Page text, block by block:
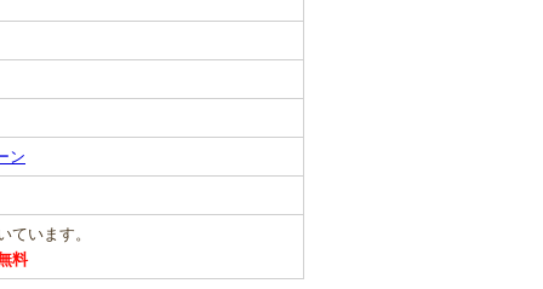
ン
ています。
料